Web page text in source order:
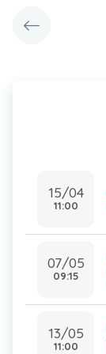
15/04
11:00
07/05
09:15
13/05
11:00